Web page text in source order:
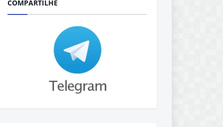
COMPARTILHE